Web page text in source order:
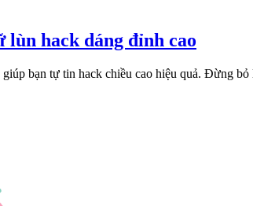
lùn hack dáng đỉnh cao
bạn tự tin hack chiều cao hiệu quả. Đừng